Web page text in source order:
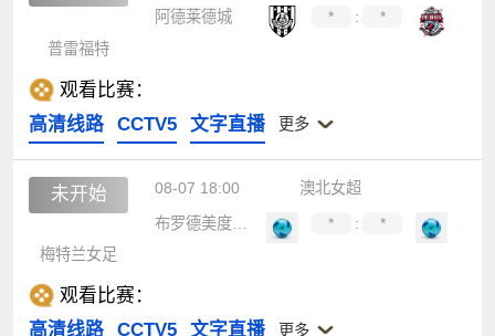
阿德莱德城
* :
*
普雷福特
观看比赛：
高清线路
CCTV5 文字直播 更多
未开始 08-07 18:00
澳北女超
布罗德美度兰女足
* :
*
梅特兰女足
观看比赛：
高清线路
CCTV5 文字直播 更多